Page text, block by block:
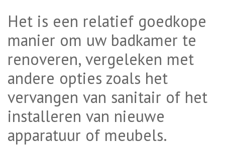
Het is een relatief goedkope
manier om uw badkamer te
renoveren, vergeleken met
andere opties zoals het
vervangen van sanitair of het
installeren van nieuwe
apparatuur of meubels.